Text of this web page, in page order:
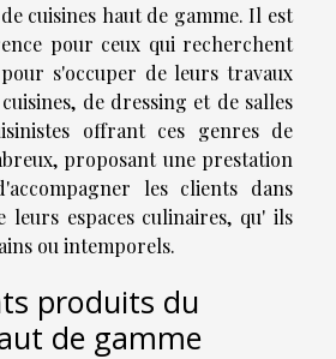
cuisines haut de gamme. Il est
pour ceux qui recherchent
s'occuper de leurs travaux
de dressing et de salles
offrant ces genres de
proposant une prestation
les clients dans
leurs espaces culinaires, qu' ils
ou intemporels.
produits du
de gamme